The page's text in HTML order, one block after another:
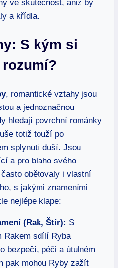
ve skutečnost, aniž by
a křídla.
S kým si
, romantické vztahy jsou
a jednoznačnou
hledají povrchní románky
totiž touží po
splynutí duší. Jsou
a pro blaho svého
obětovaly i vlastní
s jakými znameními
nejlépe klape:
(Rak, Štír): S
Rakem sdílí Ryba
bezpečí, péči a útulném
pak mohou Ryby zažít